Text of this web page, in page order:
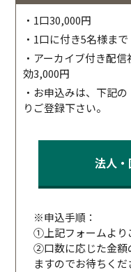
・1口30,000円
・1口に付き5名様まで
・アーカイブ付き配
効3,000円
・お申込みは、下記
りご登録下さい。
法人
※申込手順：
①上記フォームより
②口数に応じた金額
ますのでお待ちくだ